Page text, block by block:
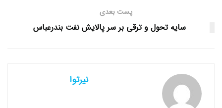
پست بعدی
سایه تحول و ترقی بر سر پالایش نفت بندرعباس
نیرتوا